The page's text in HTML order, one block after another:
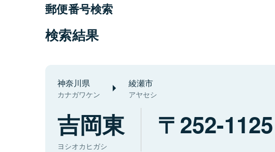
郵便番号検索
検索結果
神奈川県
カナガワケン
綾瀬市
アヤセシ
吉岡東
ヨシオカヒガシ
252-1125